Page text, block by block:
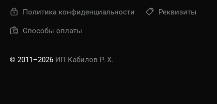
Политика конфиденциальности Реквизиты
Способы оплаты
© 2011–2026 ИП Кабилов Р. Х.